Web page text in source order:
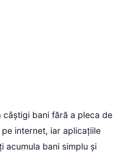
câștigi bani fără a pleca de
internet, iar aplicațiile
acumula bani simplu și